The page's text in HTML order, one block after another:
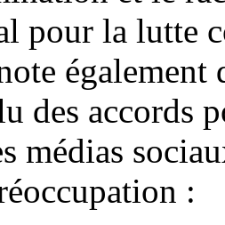
pour la lutte
des accords
médias
: